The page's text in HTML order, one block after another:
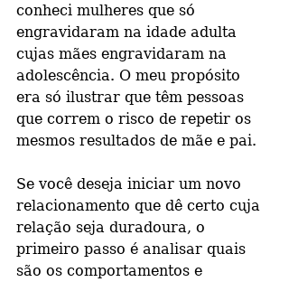
conheci mulheres que só
engravidaram na idade adulta
cujas mães engravidaram na
adolescência. O meu propósito
era só ilustrar que têm pessoas
que correm o risco de repetir os
mesmos resultados de mãe e pai.
Se você deseja iniciar um novo
relacionamento que dê certo cuja
relação seja duradoura, o
primeiro passo é analisar quais
são os comportamentos e